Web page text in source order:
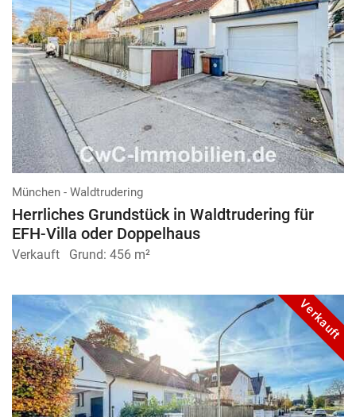
München - Waldtrudering
Herrliches Grundstück in Waldtrudering für
EFH-Villa oder Doppelhaus
Verkauft Grund: 456 m²
Verkauft